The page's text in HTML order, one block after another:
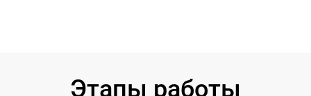
Этапы работы